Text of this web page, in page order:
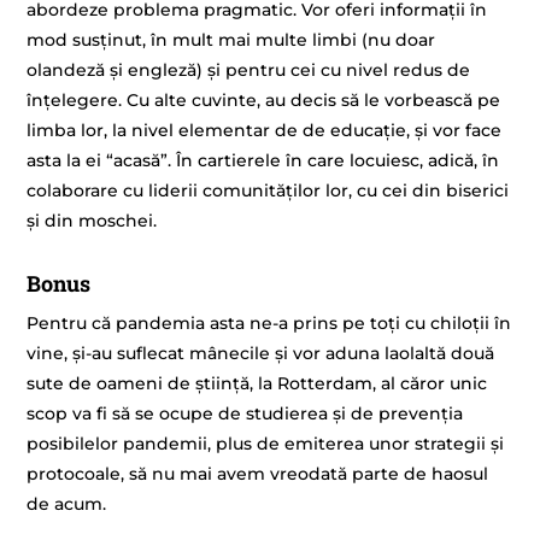
abordeze problema pragmatic. Vor oferi informații în
mod susținut, în mult mai multe limbi (nu doar
olandeză și engleză) și pentru cei cu nivel redus de
înțelegere. Cu alte cuvinte, au decis să le vorbească pe
limba lor, la nivel elementar de de educație, și vor face
asta la ei “acasă”. În cartierele în care locuiesc, adică, în
colaborare cu liderii comunităților lor, cu cei din biserici
și din moschei.
Bonus
Pentru că pandemia asta ne-a prins pe toți cu chiloții în
vine, și-au suflecat mânecile și vor aduna laolaltă două
sute de oameni de știință, la Rotterdam, al căror unic
scop va fi să se ocupe de studierea și de prevenția
posibilelor pandemii, plus de emiterea unor strategii și
protocoale, să nu mai avem vreodată parte de haosul
de acum.